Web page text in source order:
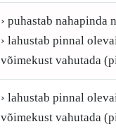
› puhastab nahapinda
› lahustab pinnal
võimekust vahutada
› lahustab pinnal
võimekust vahutada